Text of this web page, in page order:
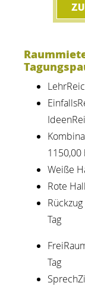
1150,00
Weiße
Rote
Tag
Tag